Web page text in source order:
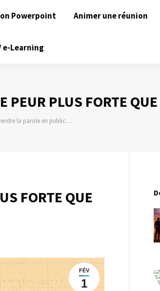
Powerpoint Animer une réunion
e-Learning
PEUR PLUS FORTE
la parole en public…
FORTE QUE
FÉV
1